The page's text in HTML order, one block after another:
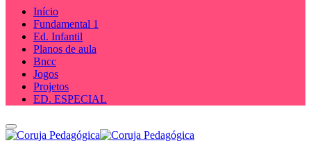
Início
Fundamental 1
Ed. Infantil
Planos de aula
Bncc
Jogos
Projetos
ED. ESPECIAL